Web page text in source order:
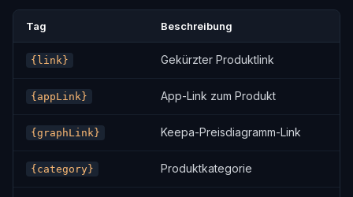
Tag Beschreibung
{link} Gekürzter Produktlink
{appLink} App-Link zum Produkt
{graphLink} Keepa-Preisdiagramm-Link
{category} Produktkategorie